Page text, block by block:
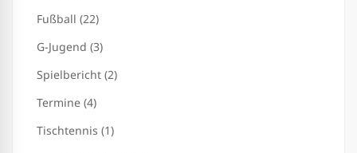
Fußball (22)
G-Jugend (3)
Spielbericht (2)
Termine (4)
Tischtennis (1)